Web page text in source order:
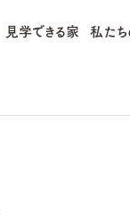
見学できる家 私たち